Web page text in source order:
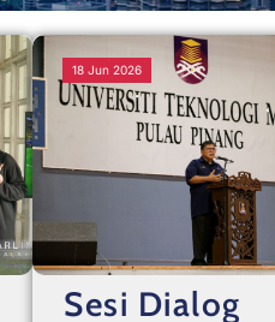
18 Jun 2026
Sesi Dialog